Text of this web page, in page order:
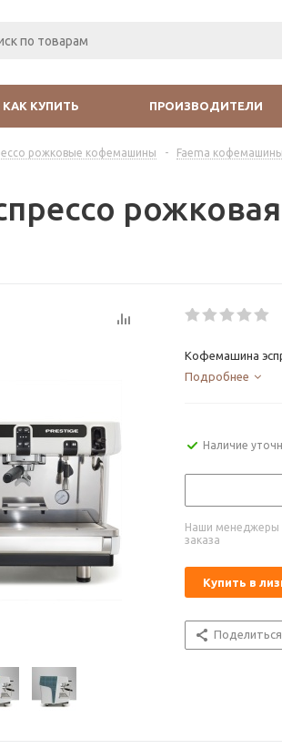
КАК КУПИТЬ ПРОИЗВОДИТЕЛИ
рожковые кофемашины - Faema кофемашины
Кофемашина
Подробнее
Наличие
Наши менеджеры
заказа
Купить в
Поделиться